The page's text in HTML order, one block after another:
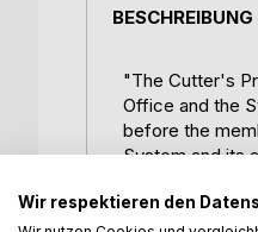
BESCHREIBUNG
"The Cutter's
Office and the
before the
System and its
appeared, in
made that Part
Wir respektieren den